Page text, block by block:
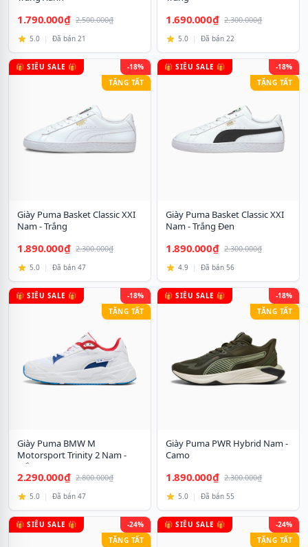
1.790.000₫ 2.500.000₫
5.0 | Đã bán 21
1.690.000₫ 2.300.000₫
5.0 | Đã bán 22
🎁 SIÊU SALE 🎁
-18%
TẶNG TẤT
Giày Puma Basket Classic XXI
Nam - Trắng
1.890.000₫ 2.300.000₫
5.0 | Đã bán 47
🎁 SIÊU SALE 🎁
-18%
TẶNG TẤT
Giày Puma Basket Classic XXI
Nam - Trắng Đen
1.890.000₫ 2.300.000₫
4.9 | Đã bán 56
🎁 SIÊU SALE 🎁
-18%
TẶNG TẤT
Giày Puma BMW M
Motorsport Trinity 2 Nam -
Trắng
2.290.000₫ 2.800.000₫
5.0 | Đã bán 47
🎁 SIÊU SALE 🎁
-18%
TẶNG TẤT
Giày Puma PWR Hybrid Nam -
Camo
1.890.000₫ 2.300.000₫
5.0 | Đã bán 55
🎁 SIÊU SALE 🎁
-24%
TẶNG TẤT
🎁 SIÊU SALE 🎁
-24%
TẶNG TẤT